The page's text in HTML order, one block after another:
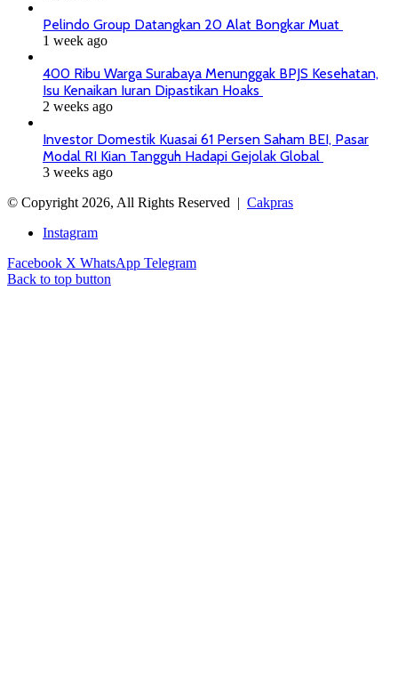
Pelindo Group Datangkan 20 Alat Bongkar Muat
1 week ago
400 Ribu Warga Surabaya Menunggak BPJS Kesehatan,
Isu Kenaikan Iuran Dipastikan Hoaks
2 weeks ago
Investor Domestik Kuasai 61 Persen Saham BEI, Pasar
Modal RI Kian Tangguh Hadapi Gejolak Global
3 weeks ago
© Copyright 2026, All Rights Reserved | Cakpras
Instagram
Facebook X WhatsApp Telegram
Back to top button